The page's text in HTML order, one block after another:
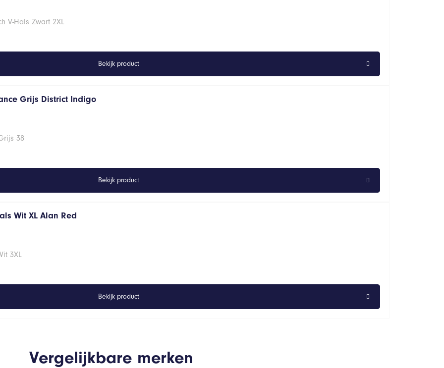
V-Hals Zwart 2XL
Bekijk product
Grijs District Indigo
38
Bekijk product
Wit XL Alan Red
3XL
Bekijk product
Vergelijkbare merken